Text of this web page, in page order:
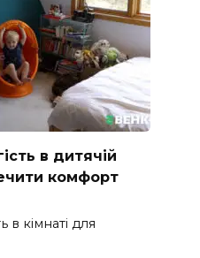
в дитячій
комфорт
в кімнаті для